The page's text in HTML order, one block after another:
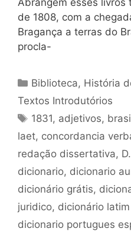
de 1808, com a
Bragança a terras do
procla-
Categorias
Biblioteca, História
Textos Introdutórios
Tags
1831, adjetivos,
laet, concordancia
redação dissertativa,
dicionario, dicionario
dicionário grátis,
juridico, dicionário
dicionario portugues